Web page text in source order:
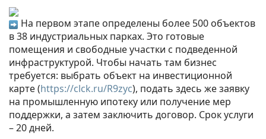
На первом этапе определены более 500 объектов
в 38 индустриальных парках. Это готовые
помещения и свободные участки с подведенной
инфраструктурой. Чтобы начать там бизнес
требуется: выбрать объект на инвестиционной
карте (https://clck.ru/R9zyc), подать здесь же заявку
на промышленную ипотеку или получение мер
поддержки, а затем заключить договор. Срок услуги
– 20 дней.